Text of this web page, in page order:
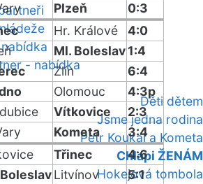
- nabídka
Děti dětem
Jsme jedna rodina
Petr Koukal a Kometa
Chlapi ŽENÁM
Hokejová tombola
Plzeň
0:3
Hr. Králové
4:0
Ml. Boleslav1:4
Zlín
6:4
Olomouc
4:3p
Vítkovice
2:3
Kometa
3:4
Třinec
4:6
Litvínov
5:1